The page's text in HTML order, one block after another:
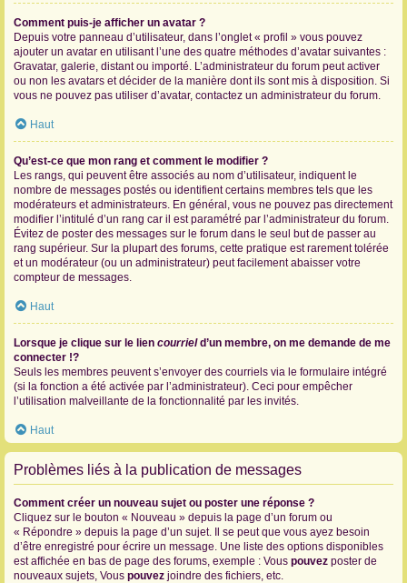
Comment puis-je afficher un avatar ?
Depuis votre panneau d’utilisateur, dans l’onglet « profil » vous pouvez
ajouter un avatar en utilisant l’une des quatre méthodes d’avatar suivantes :
Gravatar, galerie, distant ou importé. L’administrateur du forum peut activer
ou non les avatars et décider de la manière dont ils sont mis à disposition. Si
vous ne pouvez pas utiliser d’avatar, contactez un administrateur du forum.
Haut
Qu’est-ce que mon rang et comment le modifier ?
Les rangs, qui peuvent être associés au nom d’utilisateur, indiquent le
nombre de messages postés ou identifient certains membres tels que les
modérateurs et administrateurs. En général, vous ne pouvez pas directement
modifier l’intitulé d’un rang car il est paramétré par l’administrateur du forum.
Évitez de poster des messages sur le forum dans le seul but de passer au
rang supérieur. Sur la plupart des forums, cette pratique est rarement tolérée
et un modérateur (ou un administrateur) peut facilement abaisser votre
compteur de messages.
Haut
Lorsque je clique sur le lien courrield’un membre, on me demande de me
connecter !?
Seuls les membres peuvent s’envoyer des courriels via le formulaire intégré
(si la fonction a été activée par l’administrateur). Ceci pour empêcher
l’utilisation malveillante de la fonctionnalité par les invités.
Haut
Problèmes liés à la publication de messages
Comment créer un nouveau sujet ou poster une réponse ?
Cliquez sur le bouton « Nouveau » depuis la page d’un forum ou
« Répondre » depuis la page d’un sujet. Il se peut que vous ayez besoin
d’être enregistré pour écrire un message. Une liste des options disponibles
est affichée en bas de page des forums, exemple : Vous pouvez poster de
nouveaux sujets, Vous pouvez joindre des fichiers, etc.